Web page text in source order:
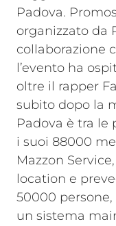
Padova.
organizzato da
collaborazione
l’evento ha
oltre il rapper
subito dopo la
Padova è tra le
i suoi 88000
Mazzon
location e
50000 persone,
un sistema